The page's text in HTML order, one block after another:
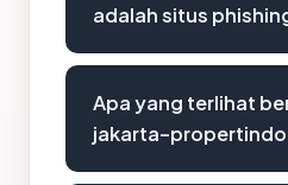
adalah situs
Apa yang terlihat
jakarta-